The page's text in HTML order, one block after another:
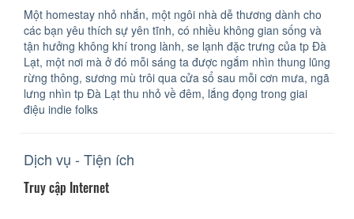
Một homestay nhỏ nhắn, một ngôi nhà dễ thương dành cho
các bạn yêu thích sự yên tĩnh, có nhiều không gian sống và
tận hưởng không khí trong lành, se lạnh đặc trưng của tp Đà
Lạt, một nơi mà ở đó mỗi sáng ta được ngắm nhìn thung lũng
rừng thông, sương mù trôi qua cửa sổ sau mỗi cơn mưa, ngã
lưng nhìn tp Đà Lạt thu nhỏ về đêm, lắng đọng trong giai
điệu indie folks
Dịch vụ - Tiện ích
Truy cập Internet